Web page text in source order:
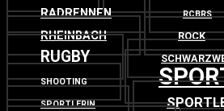
RADRENNEN RCBRS
RHEINBACH ROCK
RUGBY
SHOOTING
SPORTLERIN